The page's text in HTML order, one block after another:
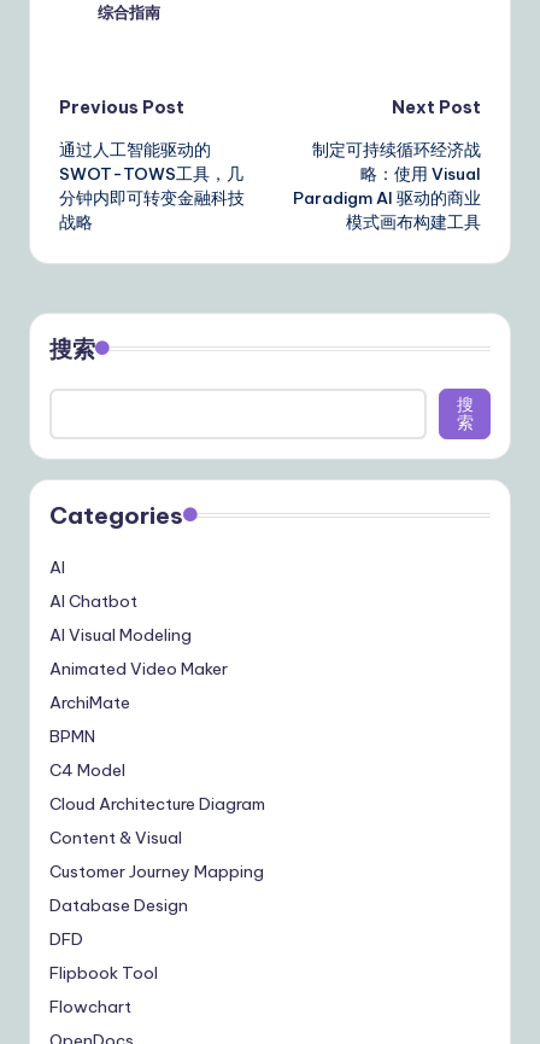
综合指南
Post
navigation
Previous Post
通过人工智能驱动的
SWOT-TOWS工具，几
分钟内即可转变金融科技
战略
Next Post
制定可持续循环经济战
略：使用 Visual
Paradigm AI 驱动的商业
模式画布构建工具
搜索
搜
索
Categories
AI
AI Chatbot
AI Visual Modeling
Animated Video Maker
ArchiMate
BPMN
C4 Model
Cloud Architecture Diagram
Content & Visual
Customer Journey Mapping
Database Design
DFD
Flipbook Tool
Flowchart